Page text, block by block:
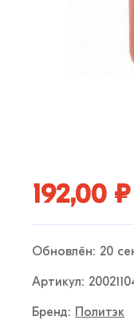
192,00 ₽
Обновлён: 20
Артикул:
Бренд: Политэк